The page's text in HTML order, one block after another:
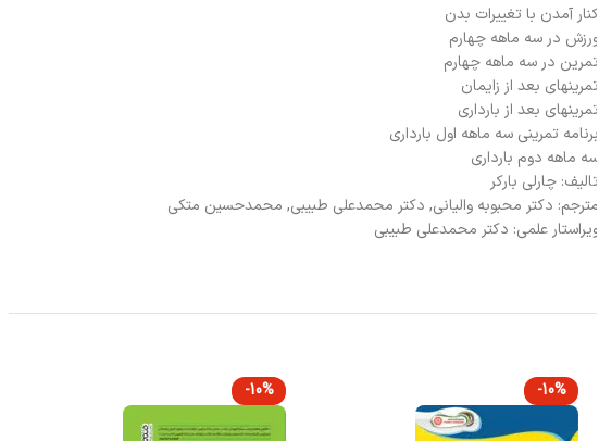
آمدن با تغییرات بدن
در سه ماهه چهارم
در سه ماهه چهارم
بعد از زایمان
بعد از بارداری
تمرینی سه ماهه اول بارداری
ماهه دوم بارداری
چارلی بارکر
دکتر محبوبه والیانی, دکتر محمدعلی طبیبی, محمدحسین متکی
علمی: دکتر محمدعلی طبیبی
-10%
-10%